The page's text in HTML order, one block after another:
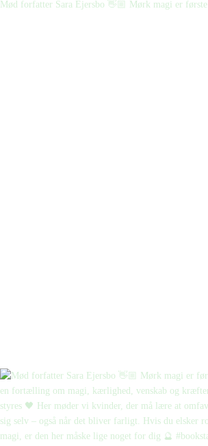
Mød forfatter Sara Ejersbo 👋🏼 Mørk magi er første